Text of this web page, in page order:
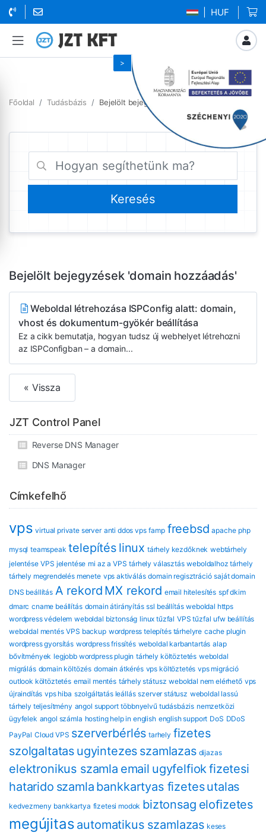
| HUF
Főoldal Tudásbázis Bejelölt bejegyzések domain hozzáadás
Bejelölt bejegyzések 'domain hozzáadás'
Weboldal létrehozása ISPConfig alatt: domain,
vhost és dokumentum-gyökér beállítása
Ez a cikk bemutatja, hogyan tudsz új webhelyet létrehozni
az ISPConfigban – a domain...
« Vissza
JZT Control Panel
Reverse DNS Manager
DNS Manager
Címkefelhő
vps virtual private server anti ddos vps famp freebsd apache php
mysql teamspeak telepítés linux tárhely kezdőknek webtárhely
jelentése VPS jelentése mi az a VPS tárhely választás weboldalhoz tárhely
tárhely megrendelés menete vps aktiválás domain regisztráció saját domain
DNS beállítás A rekord MX rekord email hitelesítés spf dkim
dmarc cname beállítás domain átirányítás ssl beállítás weboldal https
wordpress védelem weboldal biztonság linux tűzfal VPS tűzfal ufw beállítás
weboldal mentés VPS backup wordpress telepítés tárhelyre cache plugin
wordpress gyorsítás wordpress frissítés weboldal karbantartás alap
bővítmények legjobb wordpress plugin tárhely költöztetés weboldal
migrálás domain költözés domain átkérés vps költöztetés vps migráció
outlook költöztetés email mentés tárhely státusz weboldal nem elérhető vps
újraindítás vps hiba szolgáltatás leállás szerver státusz weboldal lassú
tárhely teljesítmény angol support többnyelvű tudásbázis nemzetközi
ügyfelek angol számla hosting help in english english support DoS DDoS
PayPal Cloud VPS szerverbérlés tarhely fizetes
szolgaltatas ugyintezes szamlazas dijazas
elektronikus szamla email ugyfelfiok fizetesi
hatarido szamla bankkartyas fizetesutalas
kedvezmeny bankkartya fizetesi modok biztonsag eloﬁzetes
megújitas automatikus szamlazas keses